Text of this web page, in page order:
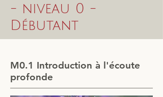
- niveau 0 -
Débutant
M0.1 Introduction à l'écoute
profonde